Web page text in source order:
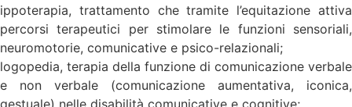
ippoterapia, trattamento che tramite l’equitazione attiva
percorsi terapeutici per stimolare le funzioni sensoriali,
neuromotorie, comunicative e psico-relazionali;
logopedia, terapia della funzione di comunicazione verbale
e non verbale (comunicazione aumentativa, iconica,
gestuale) nelle disabilità comunicative e cognitive;